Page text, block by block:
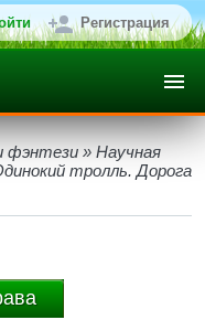
Регистрация
фэнтези » Научная
тролль. Дорога